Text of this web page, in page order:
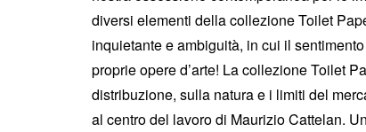
diversi elementi della collezione Toilet
inquietante e ambiguità, in cui il
proprie opere d’arte! La collezione Toilet
distribuzione, sulla natura e i limiti del
al centro del lavoro di Maurizio Cattelan.